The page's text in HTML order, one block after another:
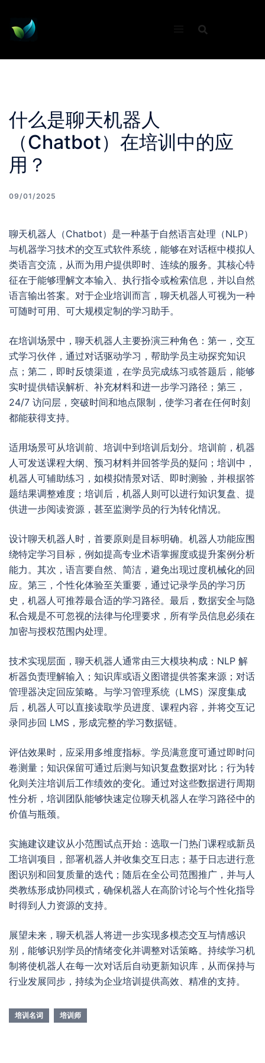
content
什么是聊天机器人
（Chatbot）在培训中的应
用？
09/01/2025
聊天机器人（Chatbot）是一种基于自然语言处理（NLP）
与机器学习技术的交互式软件系统，能够在对话框中模拟人
类语言交流，从而为用户提供即时、连续的服务。其核心特
征在于能够理解文本输入、执行指令或检索信息，并以自然
语言输出答案。对于企业培训而言，聊天机器人可视为一种
可随时可用、可大规模定制的学习助手。
在培训场景中，聊天机器人主要扮演三种角色：第一，交互
式学习伙伴，通过对话驱动学习，帮助学员主动探究知识
点；第二，即时反馈渠道，在学员完成练习或答题后，能够
实时提供错误解析、补充材料和进一步学习路径；第三，
24/7 访问层，突破时间和地点限制，使学习者在任何时刻
都能获得支持。
适用场景可从培训前、培训中到培训后划分。培训前，机器
人可发送课程大纲、预习材料并回答学员的疑问；培训中，
机器人可辅助练习，如模拟情景对话、即时测验，并根据答
题结果调整难度；培训后，机器人则可以进行知识复盘、提
供进一步阅读资源，甚至监测学员的行为转化情况。
设计聊天机器人时，首要原则是目标明确。机器人功能应围
绕特定学习目标，例如提高专业术语掌握度或提升案例分析
能力。其次，语言要自然、简洁，避免出现过度机械化的回
应。第三，个性化体验至关重要，通过记录学员的学习历
史，机器人可推荐最合适的学习路径。最后，数据安全与隐
私合规是不可忽视的法律与伦理要求，所有学员信息必须在
加密与授权范围内处理。
技术实现层面，聊天机器人通常由三大模块构成：NLP 解
析器负责理解输入；知识库或语义图谱提供答案来源；对话
管理器决定回应策略。与学习管理系统（LMS）深度集成
后，机器人可以直接读取学员进度、课程内容，并将交互记
录同步回 LMS，形成完整的学习数据链。
评估效果时，应采用多维度指标。学员满意度可通过即时问
卷测量；知识保留可通过后测与知识复盘数据对比；行为转
化则关注培训后工作绩效的变化。通过对这些数据进行周期
性分析，培训团队能够快速定位聊天机器人在学习路径中的
价值与瓶颈。
实施建议建议从小范围试点开始：选取一门热门课程或新员
工培训项目，部署机器人并收集交互日志；基于日志进行意
图识别和回复质量的迭代；随后在全公司范围推广，并与人
类教练形成协同模式，确保机器人在高阶讨论与个性化指导
时得到人力资源的支持。
展望未来，聊天机器人将进一步实现多模态交互与情感识
别，能够识别学员的情绪变化并调整对话策略。持续学习机
制将使机器人在每一次对话后自动更新知识库，从而保持与
行业发展同步，持续为企业培训提供高效、精准的支持。
培训名词 培训师